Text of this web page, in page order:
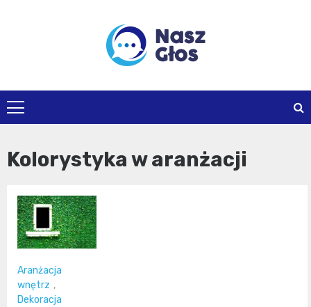
naszglos.pl
Kolorystyka w aranżacji
Aranżacja
wnętrz ,
Dekoracja